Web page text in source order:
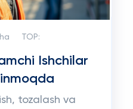
TOP:
Ishchilar
tozalash va